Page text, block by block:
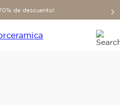
de descuento!